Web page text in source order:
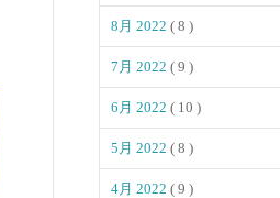
8月 2022 ( 8 )
7月 2022 ( 9 )
6月 2022 ( 10 )
5月 2022 ( 8 )
4月 2022 ( 9 )